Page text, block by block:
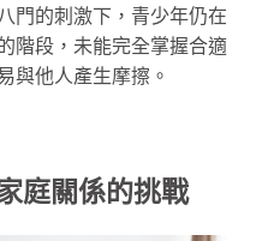
門的刺激下，青少年仍在
階段，未能完全掌握合適
與他人產生摩擦。
庭關係的挑戰